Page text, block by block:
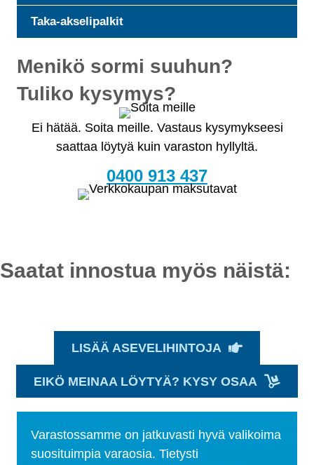
Taka-akselipalkit
Menikö sormi suuhun?
Tuliko kysymys?
Ei hätää. Soita meille. Vastaus kysymykseesi
saattaa löytyä kuin varaston hyllyltä.
0400 913 437
Saatat innostua myös näistä:
Varastossamme on jatkuvasti hyvä valikoima
suosituimpia varaosia. Tietysti
LISÄÄ ASEVELIHINTOJA
EIKÖ MEINAA LÖYTYÄ? KYSY OSAA